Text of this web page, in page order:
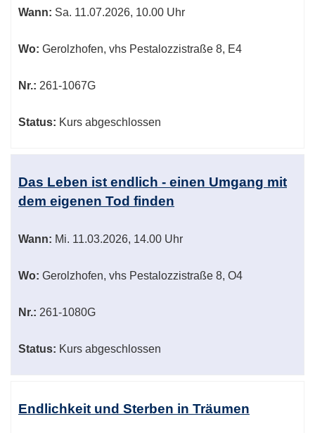
Wann: Sa. 11.07.2026, 10.00 Uhr
Wo: Gerolzhofen, vhs Pestalozzistraße 8, E4
Nr.: 261-1067G
Status: Kurs abgeschlossen
Das Leben ist endlich - einen Umgang mit
dem eigenen Tod finden
Wann: Mi. 11.03.2026, 14.00 Uhr
Wo: Gerolzhofen, vhs Pestalozzistraße 8, O4
Nr.: 261-1080G
Status: Kurs abgeschlossen
Endlichkeit und Sterben in Träumen